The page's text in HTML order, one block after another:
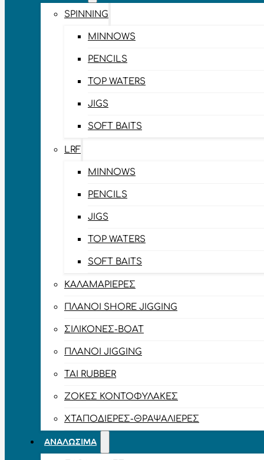
SPINNING
MINNOWS
PENCILS
TOP WATERS
JIGS
SOFT BAITS
LRF
MINNOWS
PENCILS
JIGS
TOP WATERS
SOFT BAITS
ΚΑΛΑΜΑΡΙΈΡΕΣ
ΠΛΆΝΟΙ SHORE JIGGING
ΣΙΛΙΚΌΝΕΣ-BOAT
ΠΛΆΝΟΙ JIGGING
TAI RUBBER
ΖΌΚΕΣ ΚΟΝΤΟΦΎΛΑΚΕΣ
ΧΤΑΠΟΔΙΈΡΕΣ-ΘΡΑΨΑΛΙΈΡΕΣ
ΑΝΑΛΏΣΙΜΑ